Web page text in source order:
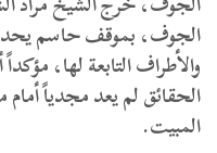
الجوف، بموقف حاسم يحدد
والأطراف التابعة لها،
الحقائق لم يعد مجدياً
المبيت.